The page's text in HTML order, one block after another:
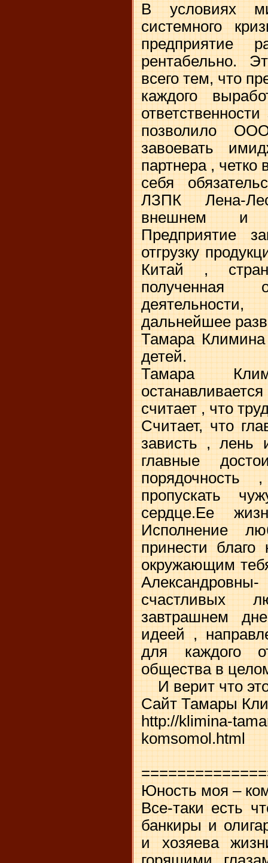
В условиях
системного
предприятие
рентабельно.
всего тем, что
каждого
позволило
завоевать
партнера ,
себя
ЛЗПК Лена-
внешнем и
Предприятие
отгрузку
Китай ,
полученная
дальнейшее
Тамара
детей.
Тамара
считает , что
Считает, что
зависть , лень
главные
пропускать
сердце.Ее
Исполнение
принести
окружающим
счастливых
завтрашнем
идеей ,
для каждого
общества в
И верит что
Сайт Тамары
http://klimina-
komsomol.html
Юность моя –
Все-таки есть
банкиры и
и хозяева